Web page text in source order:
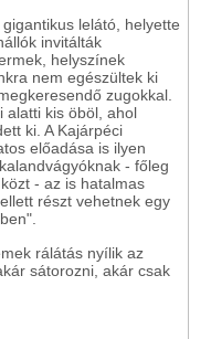
lelátó, helyette
invitálták
helyszínek
nem egészültek ki
zugokkal.
alatti kis öböl, ahol
ki. A Kajárpéci
előadása is ilyen
- főleg
- az is hatalmas
részt vehetnek egy
rálátás nyílik az
sátorozni, akár csak